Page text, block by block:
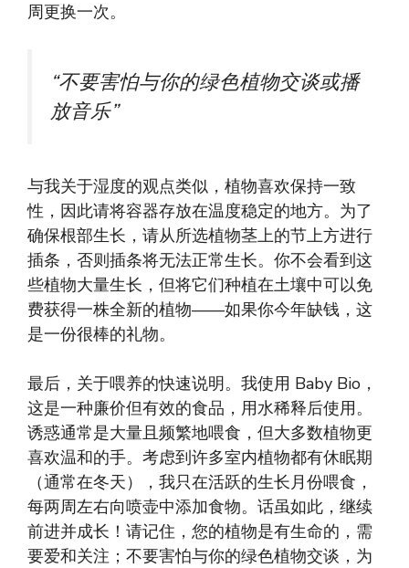
周更换一次。
“不要害怕与你的绿色植物交谈或播
放音乐”
与我关于湿度的观点类似，植物喜欢保持一致
性，因此请将容器存放在温度稳定的地方。为了
确保根部生长，请从所选植物茎上的节上方进行
插条，否则插条将无法正常生长。你不会看到这
些植物大量生长，但将它们种植在土壤中可以免
费获得一株全新的植物——如果你今年缺钱，这
是一份很棒的礼物。
最后，关于喂养的快速说明。我使用 Baby Bio，
这是一种廉价但有效的食品，用水稀释后使用。
诱惑通常是大量且频繁地喂食，但大多数植物更
喜欢温和的手。考虑到许多室内植物都有休眠期
（通常在冬天），我只在活跃的生长月份喂食，
每两周左右向喷壶中添加食物。话虽如此，继续
前进并成长！请记住，您的植物是有生命的，需
要爱和关注；不要害怕与你的绿色植物交谈，为